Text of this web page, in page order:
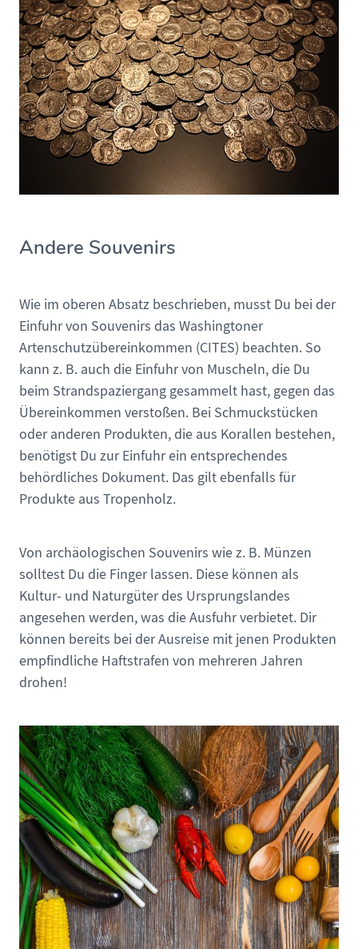
Andere Souvenirs
Wie im oberen Absatz beschrieben, musst Du bei der
Einfuhr von Souvenirs das Washingtoner
Artenschutzübereinkommen (CITES) beachten. So
kann z. B. auch die Einfuhr von Muscheln, die Du
beim Strandspaziergang gesammelt hast, gegen das
Übereinkommen verstoßen. Bei Schmuckstücken
oder anderen Produkten, die aus Korallen bestehen,
benötigst Du zur Einfuhr ein entsprechendes
behördliches Dokument. Das gilt ebenfalls für
Produkte aus Tropenholz.
Von archäologischen Souvenirs wie z. B. Münzen
solltest Du die Finger lassen. Diese können als
Kultur- und Naturgüter des Ursprungslandes
angesehen werden, was die Ausfuhr verbietet. Dir
können bereits bei der Ausreise mit jenen Produkten
empfindliche Haftstrafen von mehreren Jahren
drohen!